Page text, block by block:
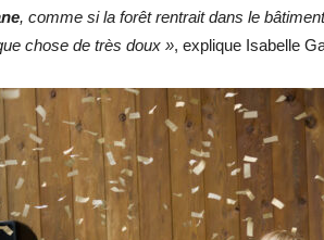
, comme si la forêt rentrait dans le
chose de très doux », explique Isabelle